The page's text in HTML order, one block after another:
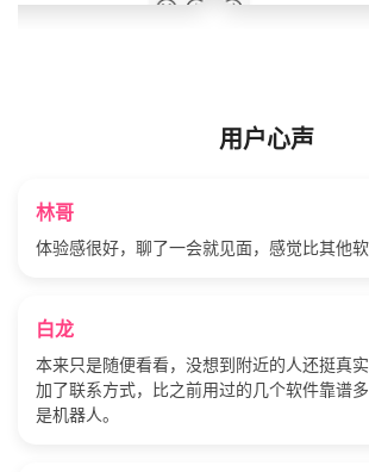
用户心声
林哥
体验感很好，聊了一会就见面，感觉比其他
白龙
本来只是随便看看，没想到附近的人还挺真
加了联系方式，比之前用过的几个软件靠谱
是机器人。